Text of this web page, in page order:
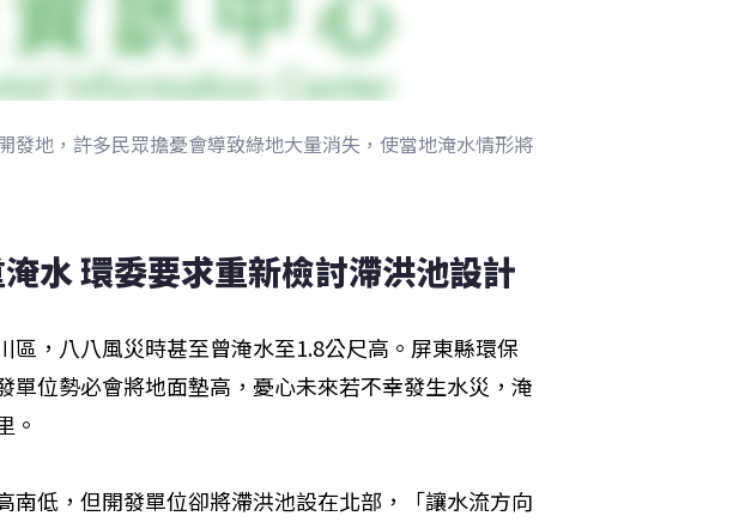
發地，許多民眾擔憂會導致綠地大量消失，使當地淹水情形將
水 環委要求重新檢討滯洪池設計
區，八八風災時甚至曾淹水至1.8公尺高。屏東縣環保
單位勢必會將地面墊高，憂心未來若不幸發生水災，淹
。
南低，但開發單位卻將滯洪池設在北部，「讓水流方向